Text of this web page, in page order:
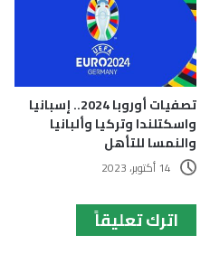
تصفيات أوروبا 2024.. إسبانيا
واسكتلندا وتركيا وألبانيا
والنمسا للتأهل
14 أكتوبر، 2023
اترك تعليقاً